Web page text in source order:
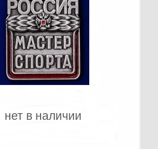
нет в наличии